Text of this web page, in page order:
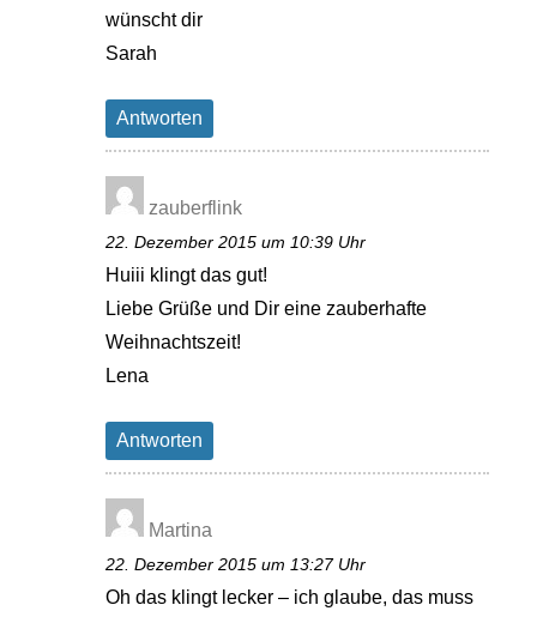
wünscht dir
Sarah
Antworten
zauberflink
22. Dezember 2015 um 10:39 Uhr
Huiii klingt das gut!
Liebe Grüße und Dir eine zauberhafte
Weihnachtszeit!
Lena
Antworten
Martina
22. Dezember 2015 um 13:27 Uhr
Oh das klingt lecker – ich glaube, das muss